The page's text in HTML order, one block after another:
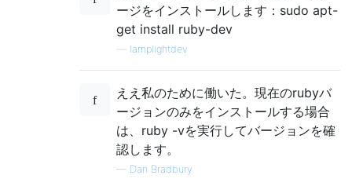
ージをインストールします：sudo apt-
get install ruby​​-dev
lamplightdev
ええ私のために働いた。現在のrubyバ
ージョンのみをインストールする場合
は、ruby -vを実行してバージョンを確
認します。
— Dan Bradbury